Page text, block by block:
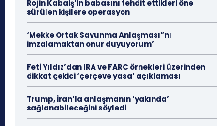
Rojin Kabaiş’in babasını tehdit ettikleri öne
sürülen kişilere operasyon
‘Mekke Ortak Savunma Anlaşması”nı
imzalamaktan onur duyuyorum’
Feti Yıldız’dan IRA ve FARC örnekleri üzerinden
dikkat çekici ‘çerçeve yasa’ açıklaması
Trump, İran’la anlaşmanın ‘yakında’
sağlanabileceğini söyledi